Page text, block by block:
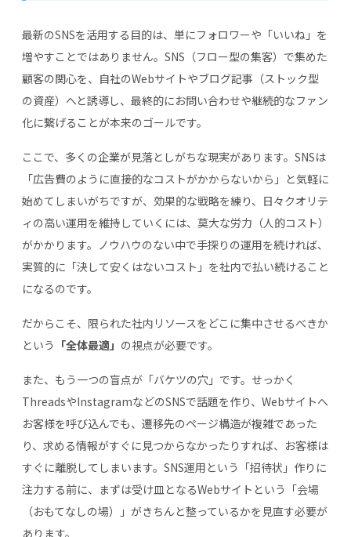
最新のSNSを活用する目的は、単にフォロワーや「いいね」を
増やすことではありません。SNS（フロー型の集客）で集めた
顧客の関心を、自社のWebサイトやブログ記事（ストック型
の資産）へと誘導し、最終的にお問い合わせや継続的なファン
化に繋げることが本来のゴールです。
ここで、多くの企業が見落としがちな現実があります。SNSは
「広告費のように直接的なコストがかからないから」と気軽に
始めてしまいがちですが、効果的な戦略を練り、日々クオリテ
ィの高い運用を維持していくには、莫大な労力（人的コスト）
がかかります。ノウハウのない中で手探りの運用を続ければ、
実質的に「決して安くはないコスト」を社内で払い続けること
になるのです。
だからこそ、限られた社内リソースをどこに集中させるべきか
という 「全体最適」 の視点が必要です。
また、もう一つの盲点が「バケツの穴」です。せっかく
ThreadsやInstagramなどのSNSで話題を作り、Webサイトへ
お客様を呼び込んでも、遷移先のページ構造が複雑であった
り、求める情報がすぐに見つからなかったりすれば、お客様は
すぐに離脱してしまいます。SNS運用という「招待状」作りに
注力する前に、まずは受け皿となるWebサイトという「会場
（おもてなしの場）」がきちんと整っているかを見直す必要が
あります。